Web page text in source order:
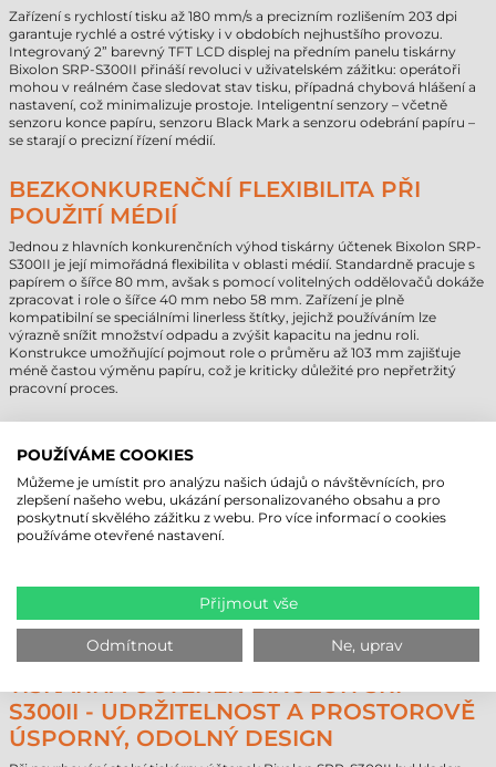
Zařízení s rychlostí tisku až 180 mm/s a precizním rozlišením 203 dpi
garantuje rychlé a ostré výtisky i v obdobích nejhustšího provozu.
Integrovaný 2” barevný TFT LCD displej na předním panelu tiskárny
Bixolon SRP-S300II přináší revoluci v uživatelském zážitku: operátoři
mohou v reálném čase sledovat stav tisku, případná chybová hlášení a
nastavení, což minimalizuje prostoje. Inteligentní senzory – včetně
senzoru konce papíru, senzoru Black Mark a senzoru odebrání papíru –
se starají o precizní řízení médií.
BEZKONKURENČNÍ FLEXIBILITA PŘI
POUŽITÍ MÉDIÍ
Jednou z hlavních konkurenčních výhod tiskárny účtenek Bixolon SRP-
S300II je její mimořádná flexibilita v oblasti médií. Standardně pracuje s
papírem o šířce 80 mm, avšak s pomocí volitelných oddělovačů dokáže
zpracovat i role o šířce 40 mm nebo 58 mm. Zařízení je plně
kompatibilní se speciálními linerless štítky, jejichž používáním lze
výrazně snížit množství odpadu a zvýšit kapacitu na jednu roli.
Konstrukce umožňující pojmout role o průměru až 103 mm zajišťuje
méně častou výměnu papíru, což je kriticky důležité pro nepřetržitý
pracovní proces.
SÍŤOVÁ INTEGRACE
Aby bezproblémově zapadlo do jakékoli IT infrastruktury, je zařízení
standardně vybaveno vysokorychlostním rozhraním USB 2.0 a
Ethernetem. Podle specifických obchodních potřeb lze tiskárnu
účtenek Bixolon SRP-S300II objednat s různými volitelnými kartami
(802.11a/b/g/n) pro bezdrátovou mobilitu, nebo sériového (Serial) a
Powered USB připojení pro speciální pokladní systémy. Softwarovou
kompatibilitu zajišťuje široká podpora ovladačů (Windows, Linux, Mac) a
pokročilé sady SDK (iOS, Android, Xamarin, Flutter).
TISKÁRNA ÚČTENEK BIXOLON SRP-
S300II - UDRŽITELNOST A PROSTOROVĚ
ÚSPORNÝ, ODOLNÝ DESIGN
POUŽÍVÁME COOKIES
Můžeme je umístit pro analýzu našich údajů o návštěvnících, pro
zlepšení našeho webu, ukázání personalizovaného obsahu a pro
poskytnutí skvělého zážitku z webu. Pro více informací o cookies
používáme otevřené nastavení.
Přijmout vše
Odmítnout Ne, uprav